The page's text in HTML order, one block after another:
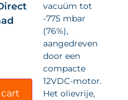
vacuüm tot
-775 mbar
(76%),
aangedreven
door een
compacte
12VDC-motor.
Het olievrije,